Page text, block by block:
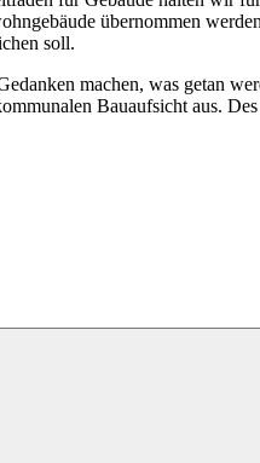
übernommen
soll.
machen, was getan
Bauaufsicht aus.